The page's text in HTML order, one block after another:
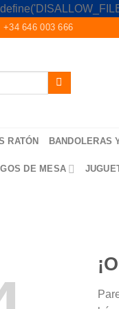
+34 646 003 666
RATÓN BANDOLERAS
DE MESA